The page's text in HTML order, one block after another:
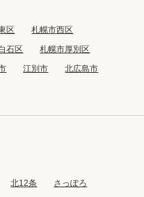
区
札幌市西区
石区
札幌市厚別区
江別市
北広島市
北12条
さっぽろ